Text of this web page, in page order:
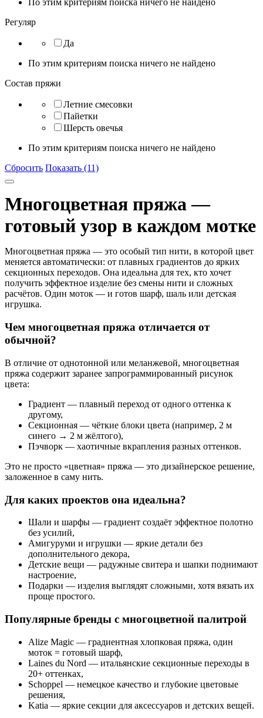
По этим критериям поиска ничего не найдено
Регуляр
Да
По этим критериям поиска ничего не найдено
Состав пряжи
Летние смесовки
Пайетки
Шерсть овечья
По этим критериям поиска ничего не найдено
Сбросить Показать (11)
Многоцветная пряжа —
готовый узор в каждом мотке
Многоцветная пряжа — это особый тип нити, в которой цвет
меняется автоматически: от плавных градиентов до ярких
секционных переходов. Она идеальна для тех, кто хочет
получить эффектное изделие без смены нити и сложных
расчётов. Один моток — и готов шарф, шаль или детская
игрушка.
Чем многоцветная пряжа отличается от
обычной?
В отличие от однотонной или меланжевой, многоцветная
пряжа содержит заранее запрограммированный рисунок
цвета:
Градиент — плавный переход от одного оттенка к
другому,
Секционная — чёткие блоки цвета (например, 2 м
синего → 2 м жёлтого),
Пэчворк — хаотичные вкрапления разных оттенков.
Это не просто «цветная» пряжа — это дизайнерское решение,
заложенное в саму нить.
Для каких проектов она идеальна?
Шали и шарфы — градиент создаёт эффектное полотно
без усилий,
Амигуруми и игрушки — яркие детали без
дополнительного декора,
Детские вещи — радужные свитера и шапки поднимают
настроение,
Подарки — изделия выглядят сложными, хотя вязать их
проще простого.
Популярные бренды с многоцветной палитрой
Alize Magic — градиентная хлопковая пряжа, один
моток = готовый шарф,
Laines du Nord — итальянские секционные переходы в
20+ оттенках,
Schoppel — немецкое качество и глубокие цветовые
решения,
Katia — яркие секции для аксессуаров и детских вещей.